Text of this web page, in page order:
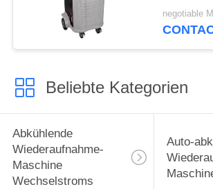
Karten-
negotiable
Beliebte Kategorien
Abkühlende
Wiederaufnahme-
Maschine
Wechselstroms
Auto-